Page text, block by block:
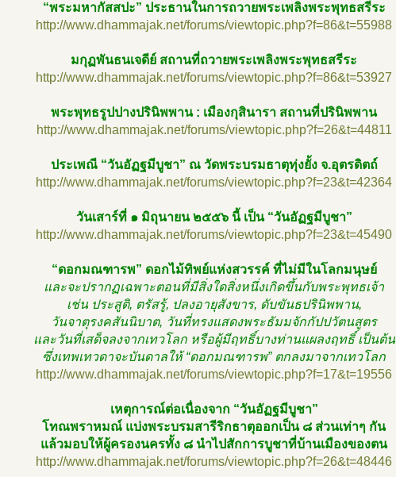
“พระมหากัสสปะ” ประธานในการถวายพระเพลิงพระพุทธสรีระ
http://www.dhammajak.net/forums/viewtopic.php?f=86&t=55988
มกุฏพันธนเจดีย์ สถานที่ถวายพระเพลิงพระพุทธสรีระ
http://www.dhammajak.net/forums/viewtopic.php?f=86&t=53927
พระพุทธรูปปางปรินิพพาน : เมืองกุสินารา สถานที่ปรินิพพาน
http://www.dhammajak.net/forums/viewtopic.php?f=26&t=44811
ประเพณี “วันอัฏฐมีบูชา” ณ วัดพระบรมธาตุทุ่งยั้ง จ.อุตรดิตถ์
http://www.dhammajak.net/forums/viewtopic.php?f=23&t=42364
วันเสาร์ที่ ๑ มิถุนายน ๒๕๕๖ นี้ เป็น “วันอัฏฐมีบูชา”
http://www.dhammajak.net/forums/viewtopic.php?f=23&t=45490
“ดอกมณฑารพ” ดอกไม้ทิพย์แห่งสวรรค์ ที่ไม่มีในโลกมนุษย์
และจะปรากฏเฉพาะตอนที่มีสิ่งใดสิ่งหนึ่งเกิดขึ้นกับพระพุทธเจ้า
เช่น ประสูติ, ตรัสรู้, ปลงอายุสังขาร, ดับขันธปรินิพพาน,
วันจาตุรงคสันนิบาต, วันที่ทรงแสดงพระธัมมจักกัปปวัตนสูตร
และวันที่เสด็จลงจากเทวโลก หรือผู้มีฤทธิ์บางท่านแผลงฤทธิ์ เป็นต้น
ซึ่งเทพเทวดาจะบันดาลให้ “ดอกมณฑารพ” ตกลงมาจากเทวโลก
http://www.dhammajak.net/forums/viewtopic.php?f=17&t=19556
เหตุการณ์ต่อเนื่องจาก “วันอัฏฐมีบูชา”
โทณพราหมณ์ แบ่งพระบรมสารีริกธาตุออกเป็น ๘ ส่วนเท่าๆ กัน
แล้วมอบให้ผู้ครองนครทั้ง ๘ นำไปสักการบูชาที่บ้านเมืองของตน
http://www.dhammajak.net/forums/viewtopic.php?f=26&t=48446